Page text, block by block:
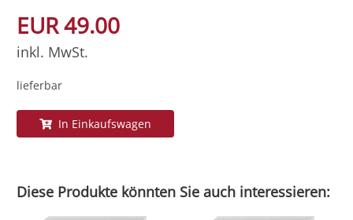
EUR 49.00
inkl. MwSt.
lieferbar
In Einkaufswagen
Diese Produkte könnten Sie auch interessieren: